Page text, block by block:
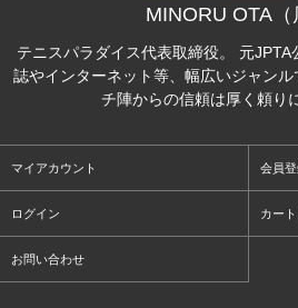
MINORU OTA（
テニスパラダイス代表取締役。 元
誌やインターネット等、幅広いジャン
チ陣からの信頼は厚く頼り
マイアカウント 会員
ログイン カー
お問い合わせ